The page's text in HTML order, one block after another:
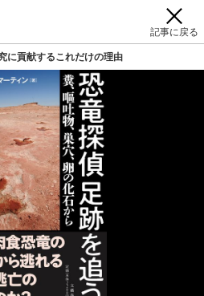
記事に戻る
に貢献するこれだけの理由